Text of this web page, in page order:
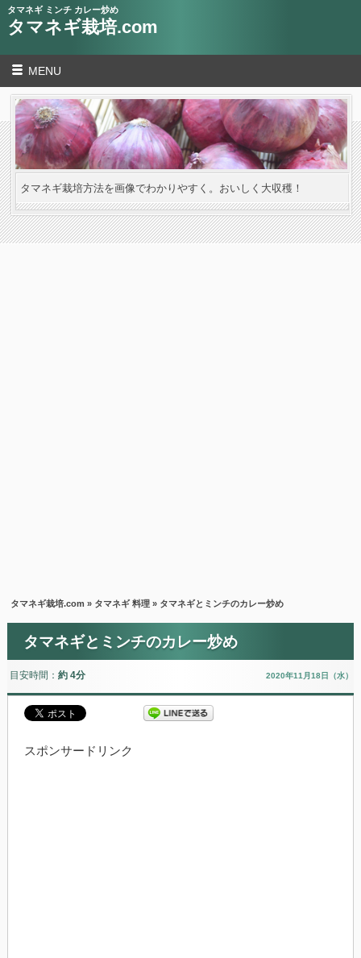
タマネギ ミンチ カレー炒め
タマネギ栽培.com
MENU
タマネギ栽培方法を画像でわかりやすく。おいしく大収穫！
タマネギ栽培.com » タマネギ 料理 » タマネギとミンチのカレー炒め
タマネギとミンチのカレー炒め
目安時間： 約 4分 2020年11月18日（水）
スポンサードリンク